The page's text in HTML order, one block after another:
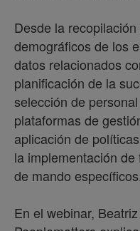
Desde la
demográficos de los
datos relacionados
planificación de la
selección de
plataformas de
aplicación de
la implementación
de mando
En el webinar,